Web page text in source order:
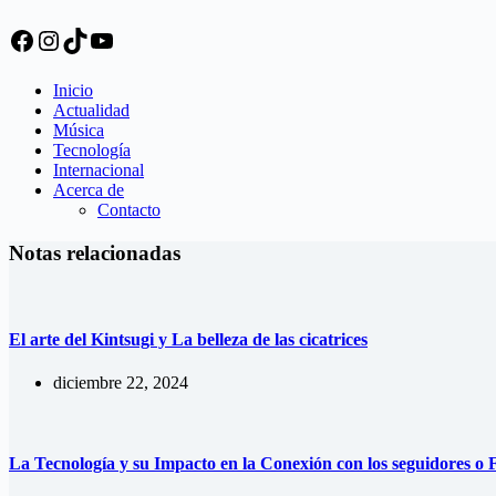
Facebook
Instagram
TikTok
YouTube
Inicio
Actualidad
Música
Tecnología
Internacional
Acerca de
Contacto
Notas relacionadas
El arte del Kintsugi y La belleza de las cicatrices
diciembre 22, 2024
La Tecnología y su Impacto en la Conexión con los seguidores o